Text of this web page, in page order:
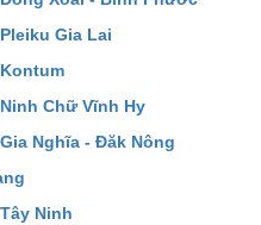
Gia Lai
Chữ Vĩnh Hy
Nghĩa - Đăk Nông
Ninh